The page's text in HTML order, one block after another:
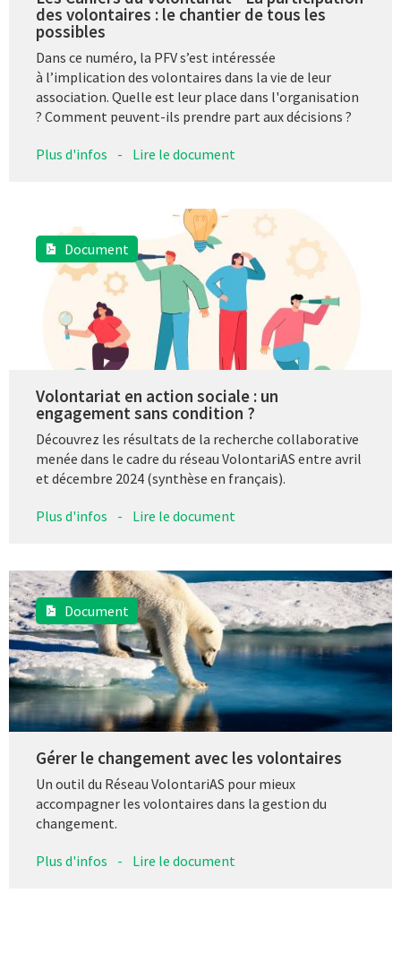
des volontaires : le chantier de tous les
possibles
Dans ce numéro, la PFV s’est intéressée
à l’implication des volontaires dans la vie de leur
association. Quelle est leur place dans l'organisation
? Comment peuvent-ils prendre part aux décisions ?
Plus d'infos - Lire le document
Document
Volontariat en action sociale : un
engagement sans condition ?
Découvrez les résultats de la recherche collaborative
menée dans le cadre du réseau VolontariAS entre avril
et décembre 2024 (synthèse en français).
Plus d'infos - Lire le document
Document
Gérer le changement avec les volontaires
Un outil du Réseau VolontariAS pour mieux
accompagner les volontaires dans la gestion du
changement.
Plus d'infos - Lire le document